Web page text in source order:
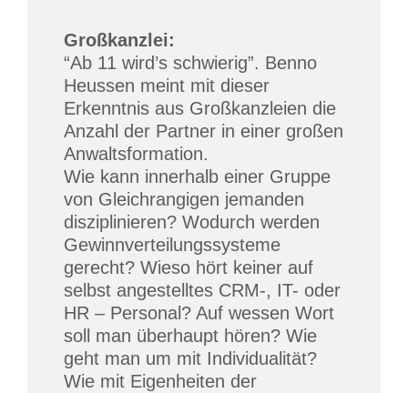
Großkanzlei:
“Ab 11 wird’s schwierig”. Benno
Heussen meint mit dieser
Erkenntnis aus Großkanzleien die
Anzahl der Partner in einer großen
Anwaltsformation.
Wie kann innerhalb einer Gruppe
von Gleichrangigen jemanden
disziplinieren? Wodurch werden
Gewinnverteilungssysteme
gerecht? Wieso hört keiner auf
selbst angestelltes CRM-, IT- oder
HR – Personal? Auf wessen Wort
soll man überhaupt hören? Wie
geht man um mit Individualität?
Wie mit Eigenheiten der